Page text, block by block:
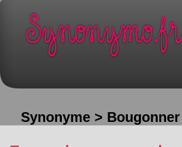
Synonyme > Bougonner